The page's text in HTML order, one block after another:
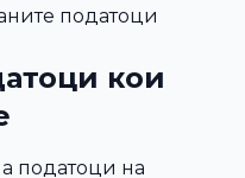
податоци
кои
податоци на